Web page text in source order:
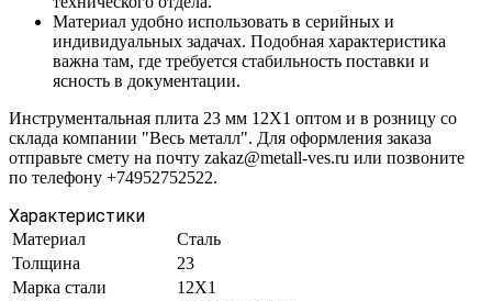
Материал удобно использовать в серийных и
индивидуальных задачах. Подобная характеристика
важна там, где требуется стабильность поставки и
ясность в документации.
Инструментальная плита 23 мм 12Х1 оптом и в розницу со
склада компании "Весь металл". Для оформления заказа
отправьте смету на почту zakaz@metall-ves.ru или позвоните
по телефону +74952752522.
Характеристики
Материал
Сталь
Толщина
23
Марка стали
12Х1